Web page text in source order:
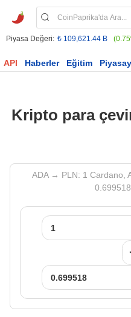
Piyasa Değeri: ₺ 109,621.44 B
API Haberler Eğitim
Kripto para
ADA → PLN: 1 Cardano,